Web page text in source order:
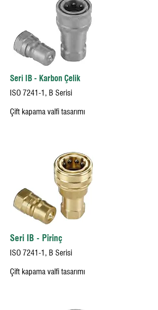
Seri IB - Karbon Çelik
ISO 7241-1, B Serisi
Çift kapama valfi tasarımı
Seri IB - Pirinç
ISO 7241-1, B Serisi
Çift kapama valfi tasarımı